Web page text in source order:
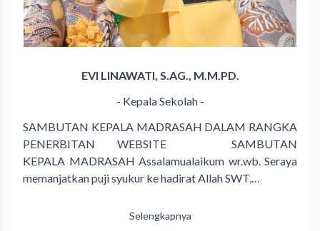
EVI LINAWATI, S.AG., M.M.PD.
- Kepala Sekolah -
SAMBUTAN KEPALA MADRASAH DALAM RANGKA
PENERBITAN WEBSITE SAMBUTAN
KEPALA MADRASAH Assalamualaikum wr.wb. Seraya
memanjatkan puji syukur ke hadirat Allah SWT,…
Selengkapnya